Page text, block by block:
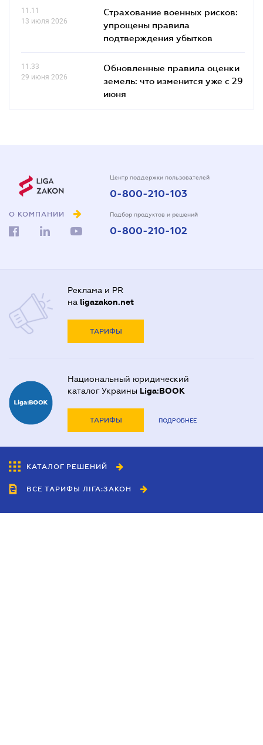
11.11
13 июля 2026
Страхование военных рисков:
упрощены правила
подтверждения убытков
11.33
29 июня 2026
Обновленные правила оценки
земель: что изменится уже с 29
июня
О КОМПАНИИ
Центр поддержки пользователей
0-800-210-103
Подбор продуктов и решений
0-800-210-102
Реклама и PR
на ligazakon.net
ТАРИФЫ
Национальный юридический
каталог Украины Liga:BOOK
ТАРИФЫ ПОДРОБНЕЕ
КАТАЛОГ РЕШЕНИЙ
ВСЕ ТАРИФЫ ЛІГА:ЗАКОН